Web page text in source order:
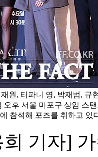
원, 티파니 영, 박재범, 규
오후 서울 마포구 상암 스
참석해 포즈를 취하고 있
기자]